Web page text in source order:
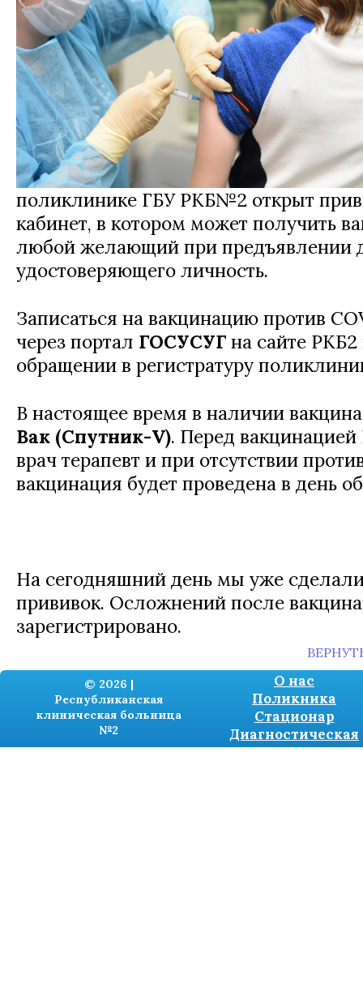
поликлинике ГБУ РКБ№2 открыт
кабинет, в котором может получить
любой желающий при предъявлении
удостоверяющего личность.
Записаться на вакцинацию против
через портал ГОСУСУГ на сайте
обращении в регистратуру
В настоящее время в наличии
Вак (Спутник-V). Перед вакцинацией
врач терапевт и при отсутствии
вакцинация будет проведена в день
На сегодняшний день мы уже
прививок. Осложнений после
зарегистрировано.
© 2026 |
Республиканская
клиническая больница
№2
О нас
Поликника
Стационар
Диагностическая